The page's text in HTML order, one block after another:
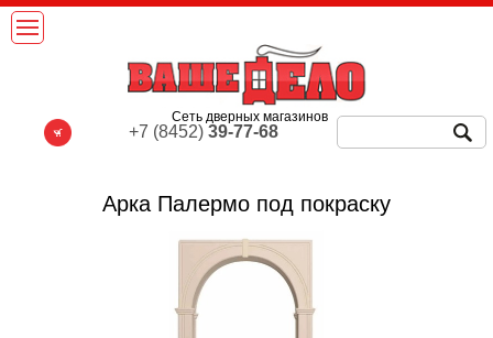
Арка Палермо под покраску
Сеть дверных магазинов
+7 (8452)39-77-68